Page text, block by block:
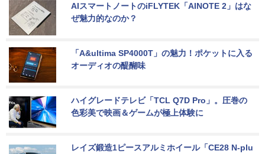
AIスマートノートのiFLYTEK「AINOTE 2」はな
ぜ魅力的なのか？
「A&ultima SP4000T」の魅力！ポケットに入る
オーディオの醍醐味
ハイグレードテレビ「TCL Q7D Pro」。圧巻の
色彩美で映画＆ゲームが極上体験に
レイズ鍛造1ピースアルミホイール「CE28 N-plu